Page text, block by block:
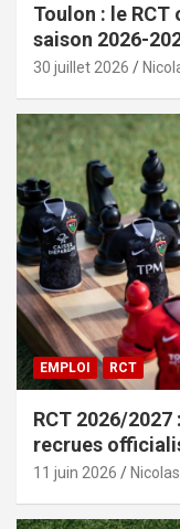
Toulon : le
saison 2026-
30 juillet 2026
EMPLOI RCT
RCT 2026/
recrues
11 juin 2026